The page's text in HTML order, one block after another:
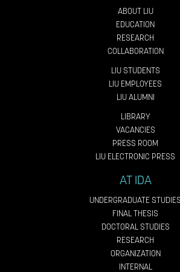
ABOUT LIU
EDUCATION
RESEARCH
COLLABORATION
LIU STUDENTS
LIU EMPLOYEES
LIU ALUMNI
LIBRARY
VACANCIES
PRESS ROOM
LIU ELECTRONIC PRESS
AT IDA
UNDERGRADUATE STUDIES
FINAL THESIS
DOCTORAL STUDIES
RESEARCH
ORGANIZATION
INTERNAL